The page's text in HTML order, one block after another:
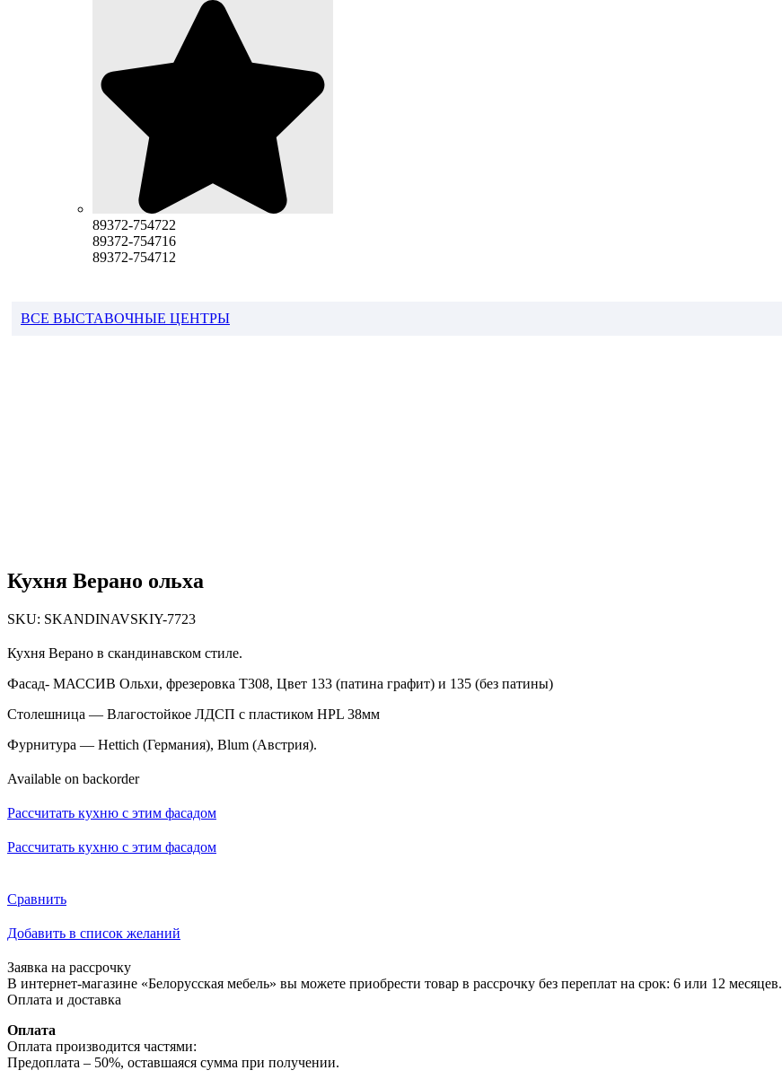
89372-754722
89372-754716
89372-754712
ВСЕ ВЫСТАВОЧНЫЕ ЦЕНТРЫ
Кухня Верано ольха
SKU: SKANDINAVSKIY-7723
Кухня Верано в скандинавском стиле.
Фасад- МАССИВ Ольхи, фрезеровка Т308, Цвет 133 (патина графит) и 135 (без патины)
Столешница — Влагостойкое ЛДСП с пластиком HPL 38мм
Фурнитура — Hettich (Германия), Blum (Австрия).
Available on backorder
Рассчитать кухню с этим фасадом
Рассчитать кухню с этим фасадом
Сравнить
Добавить в список желаний
Заявка на рассрочку
В интернет-магазине «Белорусская мебель» вы можете приобрести товар в рассрочку без переплат на срок: 6 или 12 месяцев.
Оплата и доставка
Оплата
Оплата производится частями:
Предоплата – 50%, оставшаяся сумма при получении.